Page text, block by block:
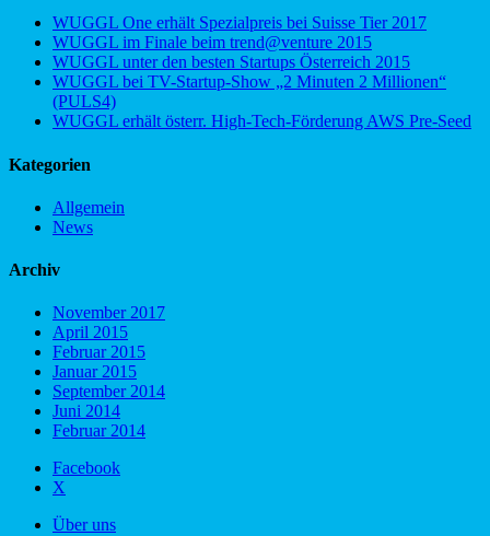
WUGGL One erhält Spezialpreis bei Suisse Tier 2017
WUGGL im Finale beim trend@venture 2015
WUGGL unter den besten Startups Österreich 2015
WUGGL bei TV-Startup-Show „2 Minuten 2 Millionen“
(PULS4)
WUGGL erhält österr. High-Tech-Förderung AWS Pre-Seed
Kategorien
Allgemein
News
Archiv
November 2017
April 2015
Februar 2015
Januar 2015
September 2014
Juni 2014
Februar 2014
Facebook
X
Über uns